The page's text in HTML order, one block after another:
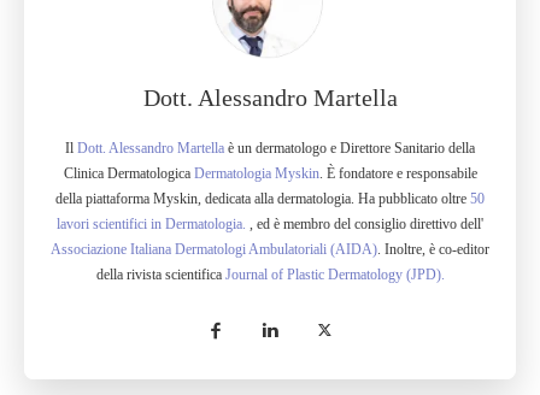
Dott. Alessandro Martella
Il Dott. Alessandro Martella è un dermatologo e Direttore Sanitario della
Clinica Dermatologica Dermatologia Myskin . È fondatore e responsabile
della piattaforma Myskin, dedicata alla dermatologia. Ha pubblicato oltre 50
lavori scientifici in Dermatologia.
, ed è membro del consiglio direttivo dell'
Associazione Italiana Dermatologi Ambulatoriali (AIDA) . Inoltre, è co-editor
della rivista scientifica Journal of Plastic Dermatology (JPD).